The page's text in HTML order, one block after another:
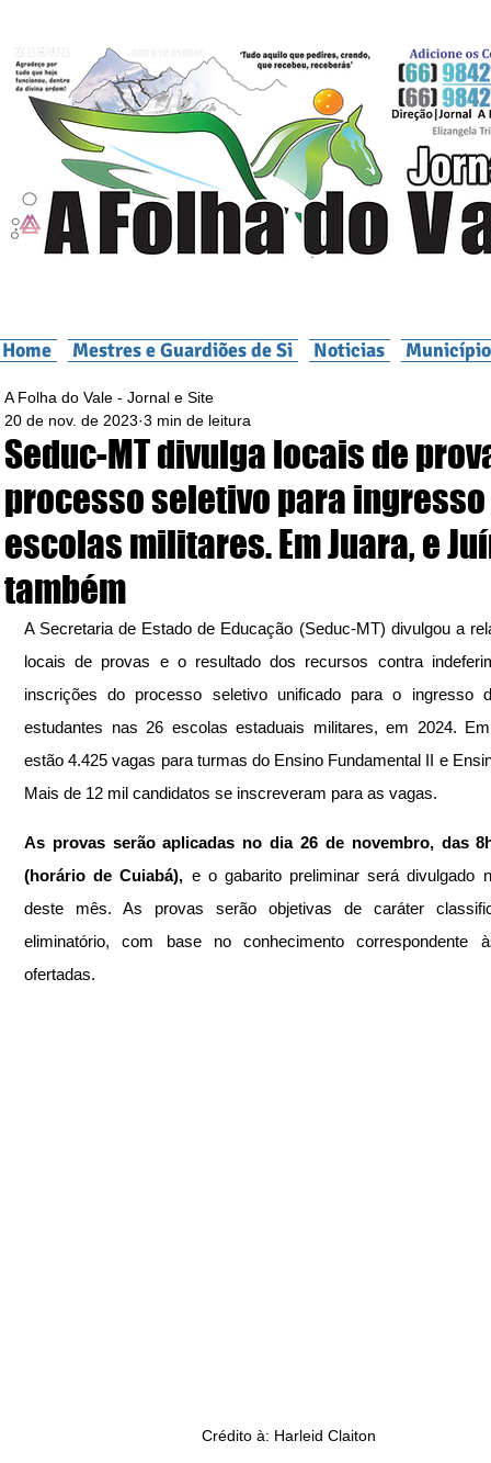
Home Mestres e Guardiões de Si Noticias
Seduc-MT divulga locais de
processo seletivo para
escolas militares. Em Juara, e
também
A Folha do Vale - Jornal e Site
20 de nov. de 2023 3 min de leitura
A Secretaria de Estado de Educação (Seduc-MT) divulgou a
locais de provas e o resultado dos recursos contra
inscrições do processo seletivo unificado para o ingresso
estudantes nas 26 escolas estaduais militares, em 2024.
estão 4.425 vagas para turmas do Ensino Fundamental II e
Mais de 12 mil candidatos se inscreveram para as vagas.
As provas serão aplicadas no dia 26 de novembro, das
(horário de Cuiabá), e o gabarito preliminar será divulgado
deste mês. As provas serão objetivas de caráter
eliminatório, com base no conhecimento correspondente
ofertadas.
Crédito à: Harleid Claiton